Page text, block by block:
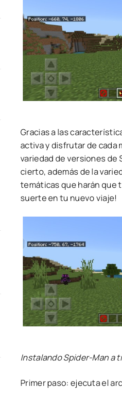
Gracias a las
activa y disfrutar de cada
variedad de versiones de
cierto, además de la
temáticas que harán que
suerte en tu nuevo viaje!
Instalando Spider-Man a
Primer paso: ejecuta el